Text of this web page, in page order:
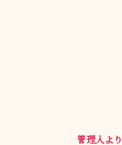
カ
管理人より